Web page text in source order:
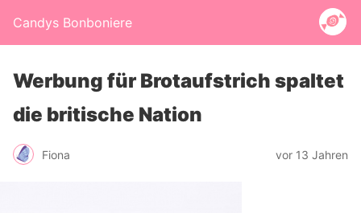
Candys Bonboniere
Werbung für Brotaufstrich spaltet
die britische Nation
Fiona vor 13 Jahren